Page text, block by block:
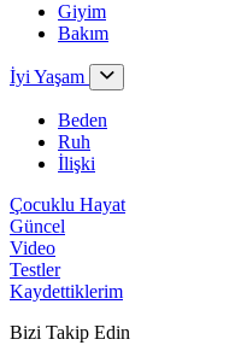
Giyim
Bakım
İyi Yaşam
Beden
Ruh
İlişki
Çocuklu Hayat
Güncel
Video
Testler
Kaydettiklerim
Bizi Takip Edin